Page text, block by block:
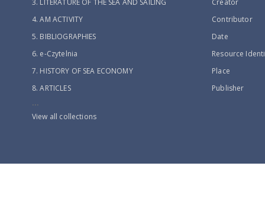
3. LITERATURE OF THE SEA AND SAILING
4. AM ACTIVITY
5. BIBLIOGRAPHIES
6. e-Czytelnia
7. HISTORY OF SEA ECONOMY
8. ARTICLES
...
View all collections
Creator
Contributor
Date
Resource
Place
Publisher